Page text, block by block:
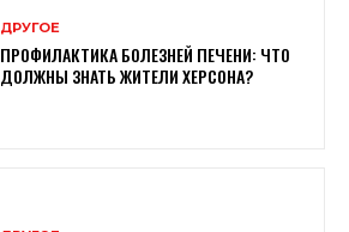
ДРУГОЕ
ПРОФИЛАКТИКА БОЛЕЗНЕЙ ПЕЧЕНИ: ЧТО
ДОЛЖНЫ ЗНАТЬ ЖИТЕЛИ ХЕРСОНА?